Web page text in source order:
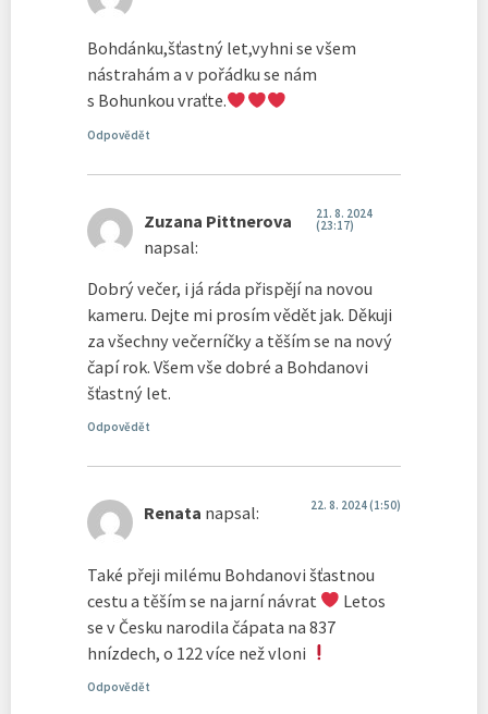
Bohdánku,šťastný let,vyhni se všem
nástrahám a v pořádku se nám
s Bohunkou vraťte.
Odpovědět
Zuzana Pittnerova
napsal:
21. 8. 2024
(23:17)
Dobrý večer, i já ráda přispějí na novou
kameru. Dejte mi prosím vědět jak. Děkuji
za všechny večerníčky a těším se na nový
čapí rok. Všem vše dobré a Bohdanovi
šťastný let.
Odpovědět
Renata napsal: 22. 8. 2024 (1:50)
Také přeji milému Bohdanovi šťastnou
cestu a těším se na jarní návrat
Letos
se v Česku narodila čápata na 837
hnízdech, o 122 více než vloni
Odpovědět